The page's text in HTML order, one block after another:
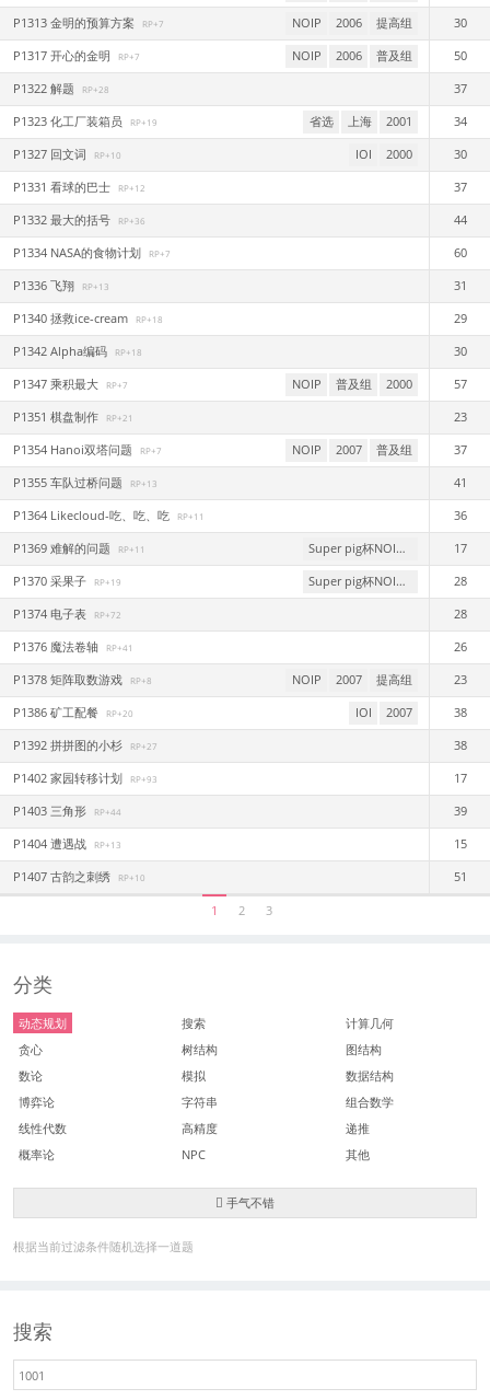
P1313 金明的预算方案 RP+7 NOIP 2006 提高组 30
P1317 开心的金明 RP+7 NOIP 2006 普及组 50
P1322 解题 RP+28 37
P1323 化工厂装箱员 RP+19 省选 上海 2001 34
P1327 回文词 RP+10 IOI 2000 30
P1331 看球的巴士 RP+12 37
P1332 最大的括号 RP+36 44
P1334 NASA的食物计划 RP+7 60
P1336 飞翔 RP+13 31
P1340 拯救ice-cream RP+18 29
P1342 Alpha编码 RP+18 30
P1347 乘积最大 RP+7 NOIP 普及组 2000 57
P1351 棋盘制作 RP+21 23
P1354 Hanoi双塔问题 RP+7 NOIP 2007 普及组 37
P1355 车队过桥问题 RP+13 41
P1364 Likecloud-吃、吃、吃 RP+11 36
P1369 难解的问题 RP+11 Super pig杯NOIp2008提高组模拟赛 17
P1370 采果子 RP+19 Super pig杯NOIp2008提高组模拟赛 28
P1374 电子表 RP+72 28
P1376 魔法卷轴 RP+41 26
P1378 矩阵取数游戏 RP+8 NOIP 2007 提高组 23
P1386 矿工配餐 RP+20 IOI 2007 38
P1392 拼拼图的小杉 RP+27 38
P1402 家园转移计划 RP+93 17
P1403 三角形 RP+44 39
P1404 遭遇战 RP+13 15
P1407 古韵之刺绣 RP+10 51
1 2 3
分类
动态规划 搜索
计算几何
贪心
树结构
图结构
数论
模拟
数据结构
博弈论
字符串
组合数学
线性代数
高精度
递推
概率论
NPC 其他
手气不错
根据当前过滤条件随机选择一道题
搜索